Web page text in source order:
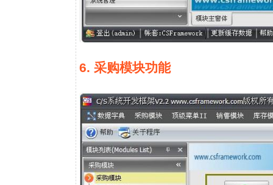
6. 采购模块功能